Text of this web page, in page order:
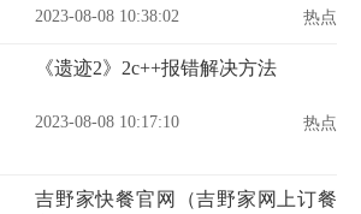
2023-08-08 10:38:02 热点
《遗迹2》2c++报错解决方法
2023-08-08 10:17:10 热点
吉野家快餐官网（吉野家网上订餐